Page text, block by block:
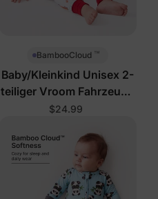
BambooCloud ™
Baby/Kleinkind Unisex 2-
teiliger Vroom Fahrzeuge
Schlafanzug
$24.99